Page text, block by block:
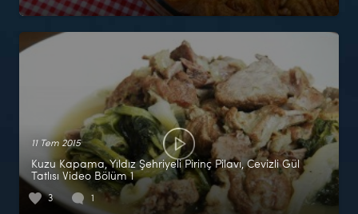
11 Tem 2015
Kuzu Kapama, Yıldız Şehriyeli Pirinç Pilavı, Cevizli Gül
Tatlısı Video Bölüm 1
3 1